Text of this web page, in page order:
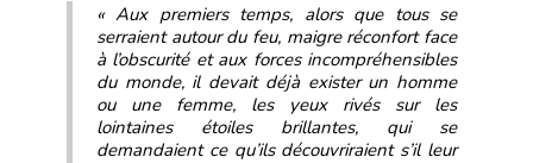
« Aux premiers temps, alors que tous se
serraient autour du feu, maigre réconfort face
à l’obscurité et aux forces incompréhensibles
du monde, il devait déjà exister un homme
ou une femme, les yeux rivés sur les
lointaines étoiles brillantes, qui se
demandaient ce qu’ils découvriraient s’il leur